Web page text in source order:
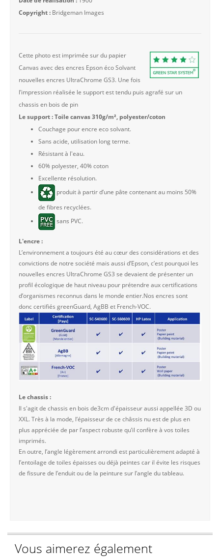
Copyright : Bridgeman Images
Cette photo est imprimée sur du papier
Canvas avec des encres Epson éco Solvant
nouvelles encres UltraChrome GS3. Une fois
l’impression réalisée le support est tendu puis agrafé sur un
chassis en bois de pin
Le support : Toile canvas 310g/m², polyester/coton
Couchage pour encre eco solvant.
Sans acide, utilisation long terme.
Résistant à l'eau.
60% polyester, 40% coton
Excellente résolution.
produit à partir d’une pâte contenant au moins 50%
de fibres recyclées.
sans PVC.
L'encre :
L’environnement a toujours été au cœur des considérations et des
convictions de notre société mais aussi d’Epson, c’est pourquoi les
nouvelles encres UltraChrome GS3 se devaient de présenter un
profil écologique de haut niveau pour prétendre aux certifications
d’organismes reconnus dans le monde entier.Nos encres sont
donc certifiés greenGuard, AgBB et French-VOC.
Le chassis :
Il s'agit de chassis en bois de3cm d'épaisseur aussi appellée 3D ou
XXL. Très à la mode, l’épaisseur de ce châssis nu est de plus en
plus appréciée de par l’aspect robuste qu’il confère à vos toiles
imprimés.
En outre, l’angle légèrement arrondi est particulièrement adapté à
l’entoilage de toiles épaisses ou déjà peintes car il évite les risques
de fissure de l’enduit ou de la peinture sur l’angle du tableau.
Vous aimerez également